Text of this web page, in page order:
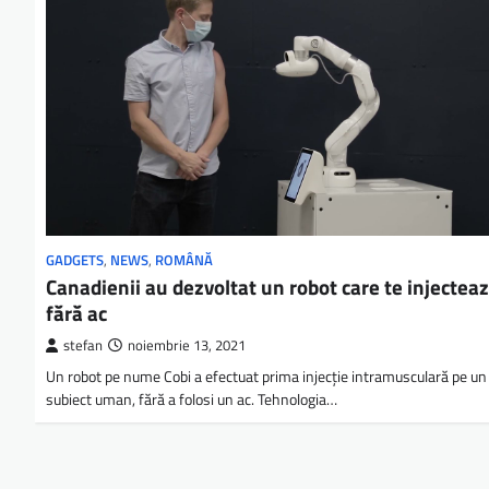
GADGETS, NEWS, ROMÂNĂ
Canadienii au dezvoltat un robot care te
fără ac
stefan noiembrie 13, 2021
Un robot pe nume Cobi a efectuat prima injecție intramusculară pe un
subiect uman, fără a folosi un ac. Tehnologia…